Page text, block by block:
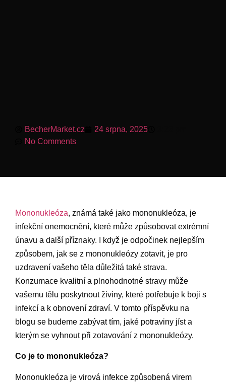
BecherMarket.cz 24 srpna, 2025
No Comments
Mononukleóza, známá také jako mononukleóza, je
infekční onemocnění, které může způsobovat extrémní
únavu a další příznaky. I když je odpočinek nejlepším
způsobem, jak se z mononukleózy zotavit, je pro
uzdravení vašeho těla důležitá také strava.
Konzumace kvalitní a plnohodnotné stravy může
vašemu tělu poskytnout živiny, které potřebuje k boji s
infekcí a k obnovení zdraví. V tomto příspěvku na
blogu se budeme zabývat tím, jaké potraviny jíst a
kterým se vyhnout při zotavování z mononukleózy.
Co je to mononukleóza?
Mononukleóza je virová infekce způsobená virem